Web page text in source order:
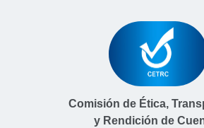
Comisión de Ética,
y Rendición de